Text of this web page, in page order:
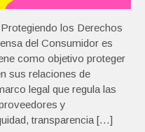
los Derechos
del Consumidor es
como objetivo proteger
sus relaciones de
legal que regula las
y
transparencia […]